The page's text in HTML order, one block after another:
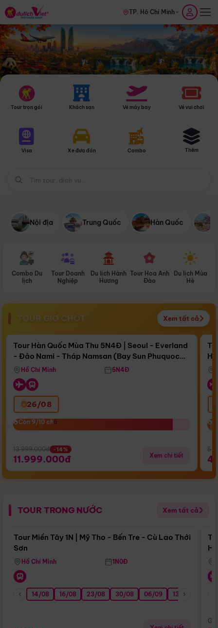
TP. Hồ Chí Minh
Tour trọn gói Khách sạn Vé máy bay Vé vui chơi
Visa Xe đưa đón Combo Thêm
Nội địa Trung Quốc Hàn Quốc
Combo Du
lịch
Tour Doanh
Nghiệp
Du lịch Hành
Hương
Tour Hoa Anh
Đào
Du lịch Mùa
Hè
TOUR GIỜ CHÓT Xem tất cả
Còn16 ngày 10:10:09
Bay Sun Phuquoc Airways
Điểm nổi bật
Tour Hàn Quốc Mùa Thu 5N4Đ | Seoul - Everland
- Đảo Nami - Tháp Namsan (Bay Sun Phuquoc
Airways)
Hồ Chí Minh 5N4Đ
26/08
Còn 9/10 chỗ
Còn 9/10 chỗ
13.999.000đ -14%
11.999.000đ Xem chi tiết
TOUR TRONG NƯỚC Xem tất cả
Điểm nổi bật
Tour Miền Tây 1N | Mỹ Tho - Bến Tre - Cù Lao Thới
Sơn
Hồ Chí Minh 1N0Đ
14/08 16/08 23/08 30/08 06/09 13/09